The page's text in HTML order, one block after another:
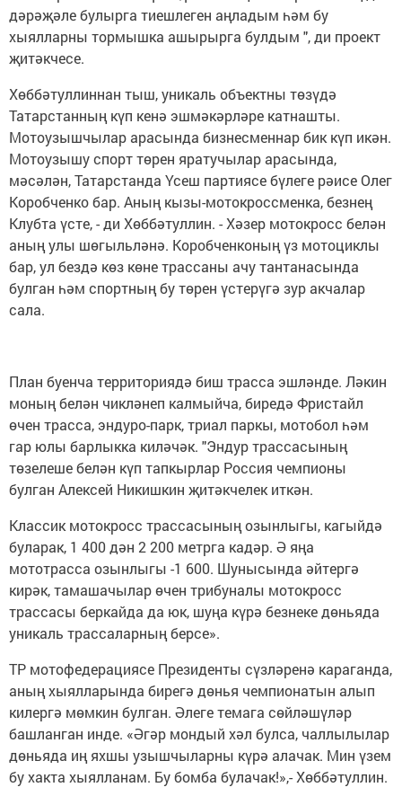
дәрәҗәле булырга тиешлеген аңладым һәм бу
хыялларны тормышка ашырырга булдым ", ди проект
җитәкчесе.
Хөббәтуллиннан тыш, уникаль объектны төзүдә
Татарстанның күп кенә эшмәкәрләре катнашты.
Мотоузышчылар арасында бизнесменнар бик күп икән.
Мотоузышу спорт төрен яратучылар арасында,
мәсәлән, Татарстанда Үсеш партиясе бүлеге рәисе Олег
Коробченко бар. Аның кызы-мотокроссменка, безнең
Клубта үсте, - ди Хөббәтуллин. - Хәзер мотокросс белән
аның улы шөгыльләнә. Коробченконың үз мотоциклы
бар, ул бездә көз көне трассаны ачу тантанасында
булган һәм спортның бу төрен үстерүгә зур акчалар
сала.
План буенча территориядә биш трасса эшләнде. Ләкин
моның белән чикләнеп калмыйча, биредә Фристайл
өчен трасса, эндуро-парк, триал паркы, мотобол һәм
гар юлы барлыкка киләчәк. "Эндур трассасының
төзелеше белән күп тапкырлар Россия чемпионы
булган Алексей Никишкин җитәкчелек иткән.
Классик мотокросс трассасының озынлыгы, кагыйдә
буларак, 1 400 дән 2 200 метрга кадәр. Ә яңа
мототрасса озынлыгы -1 600. Шунысында әйтергә
кирәк, тамашачылар өчен трибуналы мотокросс
трассасы беркайда да юк, шуңа күрә безнеке дөньяда
уникаль трассаларның берсе».
ТР мотофедерациясе Президенты сүзләренә караганда,
аның хыялларында бирегә дөнья чемпионатын алып
килергә мөмкин булган. Әлеге темага сөйләшүләр
башланган инде. «Әгәр мондый хәл булса, чаллылылар
дөньяда иң яхшы узышчыларны күрә алачак. Мин үзем
бу хакта хыялланам. Бу бомба булачак!»,- Хөббәтуллин.